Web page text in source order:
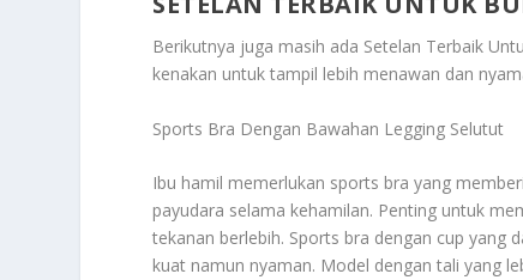
Berikutnya juga masih ada Setelan Terbaik
kenakan untuk tampil lebih menawan dan
Sports Bra Dengan Bawahan Legging Selutut
Ibu hamil memerlukan sports bra yang
payudara selama kehamilan. Penting untuk
tekanan berlebih. Sports bra dengan cup yang
kuat namun nyaman. Model dengan tali yang